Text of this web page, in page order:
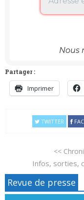
Nous
Partager :
Imprimer
TWITTER
<<
Infos, sorties,
Revue de presse